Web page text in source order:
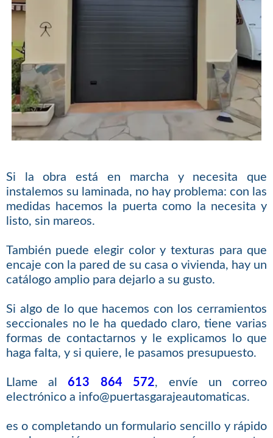
Si la obra está en marcha y necesita que
instalemos su laminada, no hay problema: con las
medidas hacemos la puerta como la necesita y
listo, sin mareos.
También puede elegir color y texturas para que
encaje con la pared de su casa o vivienda, hay un
catálogo amplio para dejarlo a su gusto.
Si algo de lo que hacemos con los cerramientos
seccionales no le ha quedado claro, tiene varias
formas de contactarnos y le explicamos lo que
haga falta, y si quiere, le pasamos presupuesto.
Llame al613 864 572, envíe un correo
electrónico a info@puertasgarajeautomaticas.
es o completando un formulario sencillo y rápido